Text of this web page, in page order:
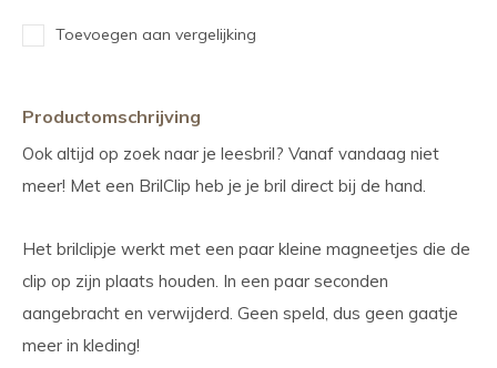
Toevoegen aan vergelijking
Productomschrijving
Ook altijd op zoek naar je leesbril? Vanaf vandaag niet
meer! Met een BrilClip heb je je bril direct bij de hand.
Het brilclipje werkt met een paar kleine magneetjes die de
clip op zijn plaats houden. In een paar seconden
aangebracht en verwijderd. Geen speld, dus geen gaatje
meer in kleding!